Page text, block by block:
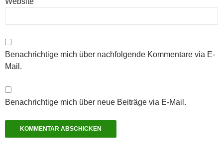
Benachrichtige mich über nachfolgende Kommentare via E-
Mail.
Benachrichtige mich über neue Beiträge via E-Mail.